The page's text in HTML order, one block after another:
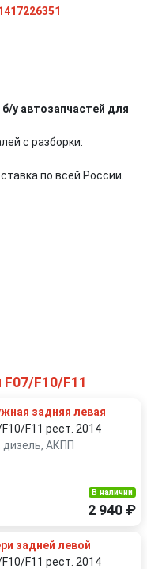
у автозапчастей для
с разборки:
по всей России.
F07/F10/F11
задняя левая
F10/F11 рест. 2014
дизель, АКПП
В наличии
2 940 ₽
задней левой
F10/F11 рест. 2014